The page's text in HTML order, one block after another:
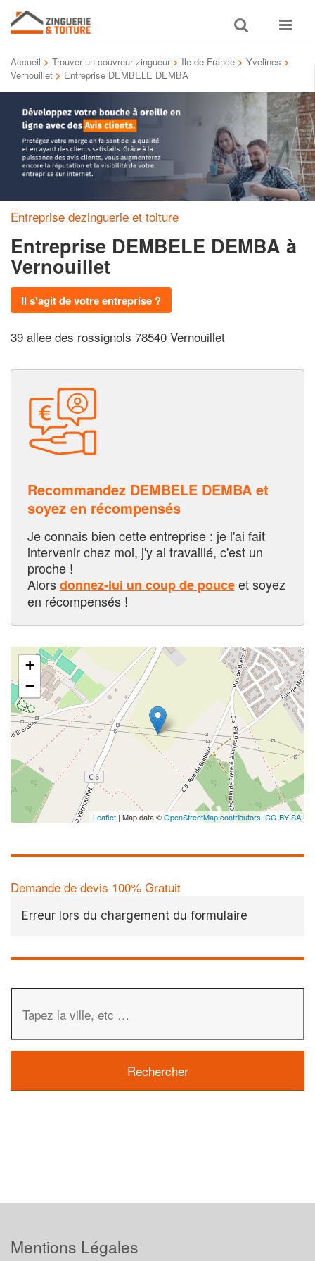
Toggle
search
Toggle
Accueil > Trouver un couvreur zingueur > Ile-de-France > Yvelines >
Vernouillet > Entreprise DEMBELE DEMBA
Entreprise dezinguerie et toiture
Entreprise DEMBELE DEMBA à
Vernouillet
Il s'agit de votre entreprise ?
39 allee des rossignols 78540 Vernouillet
Recommandez DEMBELE DEMBA et
soyez en récompensés
Je connais bien cette entreprise : je l'ai fait
intervenir chez moi, j'y ai travaillé, c'est un
proche !
Alorsdonnez-lui un coup de pouceet soyez
en récompensés !
+
−
Leaflet | Map data ©OpenStreetMap contributors, CC-BY-SA
Demande de devis 100% Gratuit
Erreur lors du chargement du formulaire
Mentions Légales